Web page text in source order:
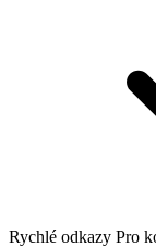
Rychlé odkazy Pro